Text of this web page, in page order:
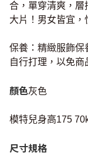
合，單穿清爽，層
大片！男女皆宜，
保養：精緻服飾保
自行打理，以免商
顏色灰色
模特兒身高175
尺寸規格